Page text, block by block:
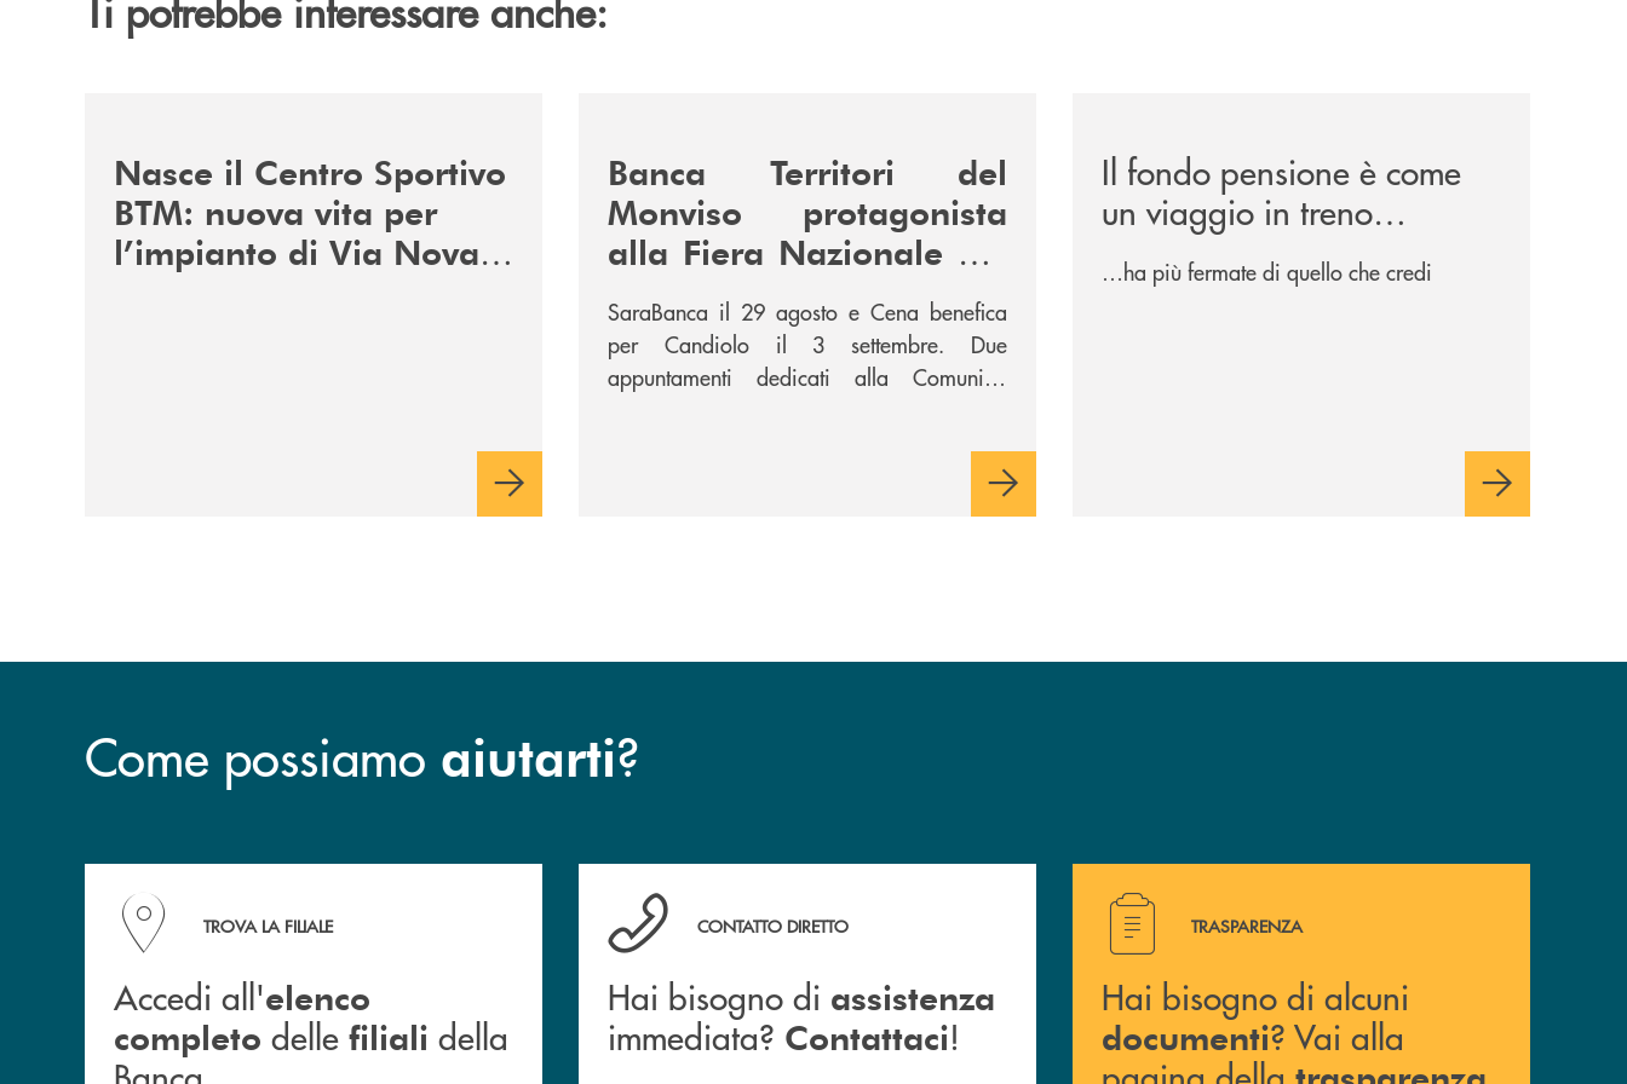
Nasce il Centro Sportivo
BTM: nuova vita per
l’impianto di Via Novara
Banca Territori del
Monviso protagonista
alla Fiera Nazionale del
Peperone con
SARABANCA e la Cena
per la Ricerca
SaraBanca il 29 agosto e Cena benefica
per Candiolo il 3 settembre. Due
appuntamenti dedicati alla Comunità,
Il fondo pensione è come
un viaggio in treno…
…ha più fermate di quello che credi
Come possiamo aiutarti?
Accedi all' elenco completo delle filiali della Banca.
TROVA LA FILIALE
Accedi all'elenco
completo delle filiali della
Hai bisogno di assistenza immediata? Contattaci !
CONTATTO DIRETTO
Hai bisogno di assistenza
immediata? Contattaci!
Hai bisogno di alcuni documenti ? Vai alla pagina della
TRASPARENZA
Hai bisogno di alcuni
documenti? Vai alla